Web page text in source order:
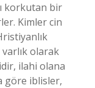
korkutan bir
Kimler cin
olarak
ilahi olana
göre iblisler,